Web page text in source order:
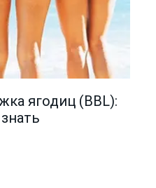
ягодиц (BBL):